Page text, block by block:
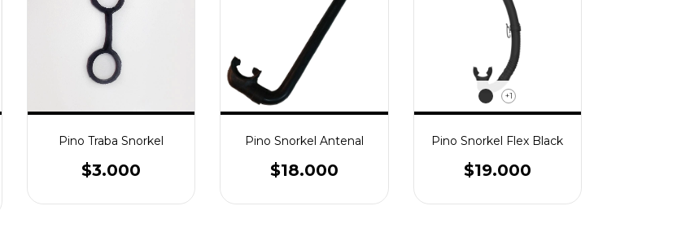
Pino Traba Snorkel
$3.000
Pino Snorkel Antenal
$18.000
+1
Pino Snorkel Flex Black
$19.000